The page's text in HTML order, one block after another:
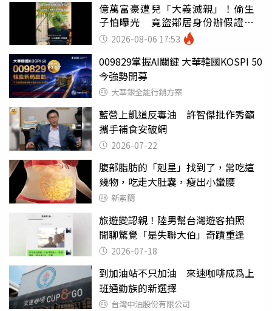
億萬富豪遭兒「大義滅親」！偷生
子怕曝光 竟盜鄰居身份辦假證落
戶 2026-08-06 17:53
009829掌握AI關鍵 大華韓國KOSPI 50
今強勢開募
大華銀全能行銷方案
藍營上凱道反毒油 許智傑批作秀籲
攜手補食安破網
2026-07-22
腹部脂肪的「剋星」找到了，常吃這
幾物，吃走大肚囊，瘦出小蠻腰
新素簡
旅遊變認親！陸男幫台灣遊客拍照
閒聊驚覺「是失聯大伯」奇蹟重逢
2026-07-18
到加油站不只加油 來速咖啡成爲上
班通勤族的新選擇
台灣中油股份有限公司